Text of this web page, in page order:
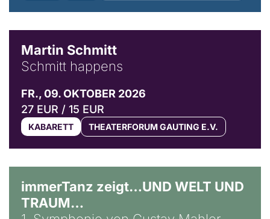
Martin Schmitt
Schmitt happens
FR., 09. OKTOBER 2026
27 EUR / 15 EUR
KABARETT THEATERFORUM GAUTING E.V.
immerTanz zeigt…UND WELT UND
TRAUM…